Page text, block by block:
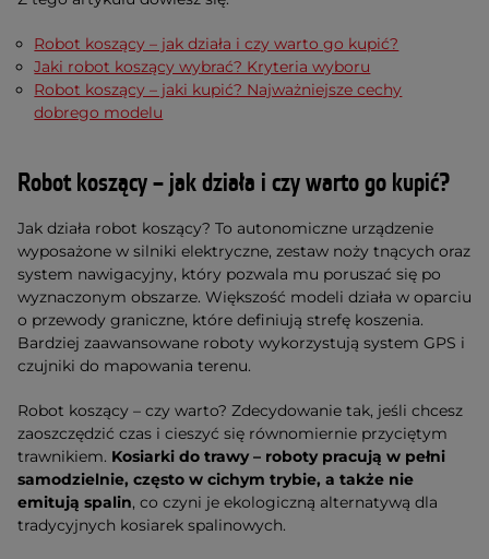
Robot koszący – jak działa i czy warto go kupić?
Jaki robot koszący wybrać? Kryteria wyboru
Robot koszący – jaki kupić? Najważniejsze cechy
dobrego modelu
Robot koszący – jak działa i czy warto go kupić?
Jak działa robot koszący? To autonomiczne urządzenie
wyposażone w silniki elektryczne, zestaw noży tnących oraz
system nawigacyjny, który pozwala mu poruszać się po
wyznaczonym obszarze. Większość modeli działa w oparciu
o przewody graniczne, które definiują strefę koszenia.
Bardziej zaawansowane roboty wykorzystują system GPS i
czujniki do mapowania terenu.
Robot koszący – czy warto? Zdecydowanie tak, jeśli chcesz
zaoszczędzić czas i cieszyć się równomiernie przyciętym
trawnikiem. Kosiarki do trawy – roboty pracują w pełni
samodzielnie, często w cichym trybie, a także nie
emitują spalin, co czyni je ekologiczną alternatywą dla
tradycyjnych kosiarek spalinowych.